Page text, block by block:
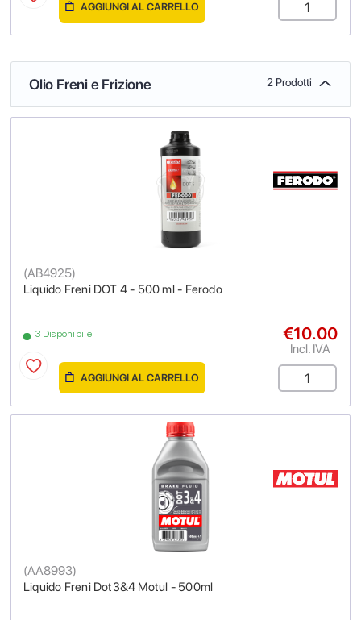
AGGIUNGI AL CARRELLO
Olio Freni e Frizione 2 Prodotti
Liquido Freni DOT 4 - 500 ml - Ferodo
(AB4925)
3 Disponibile €10.00
Incl. IVA
AGGIUNGI AL CARRELLO
Liquido Freni Dot3&4 Motul - 500ml
(AA8993)